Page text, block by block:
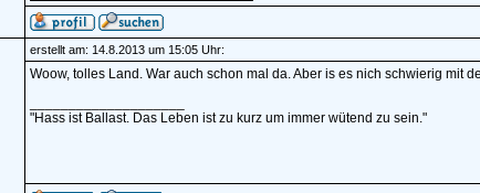
erstellt am: 14.8.2013 um 15:05 Uhr:
Woow, tolles Land. War auch schon mal da. Aber is es nich schwierig mit
"Hass ist Ballast. Das Leben ist zu kurz um immer wütend zu sein."